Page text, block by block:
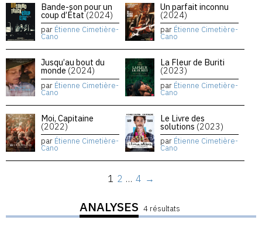
Bande-son pour un
coup d’État(2024)
par Étienne Cimetière-
Cano
Un parfait inconnu
(2024)
par Étienne Cimetière-
Cano
Jusqu’au bout du
monde (2024)
par Étienne Cimetière-
Cano
La Fleur de Buriti
(2023)
par Étienne Cimetière-
Cano
Moi, Capitaine
(2022)
par Étienne Cimetière-
Cano
Le Livre des
solutions (2023)
par Étienne Cimetière-
Cano
1 2 … 4 →
ANALYSES 4 résultats